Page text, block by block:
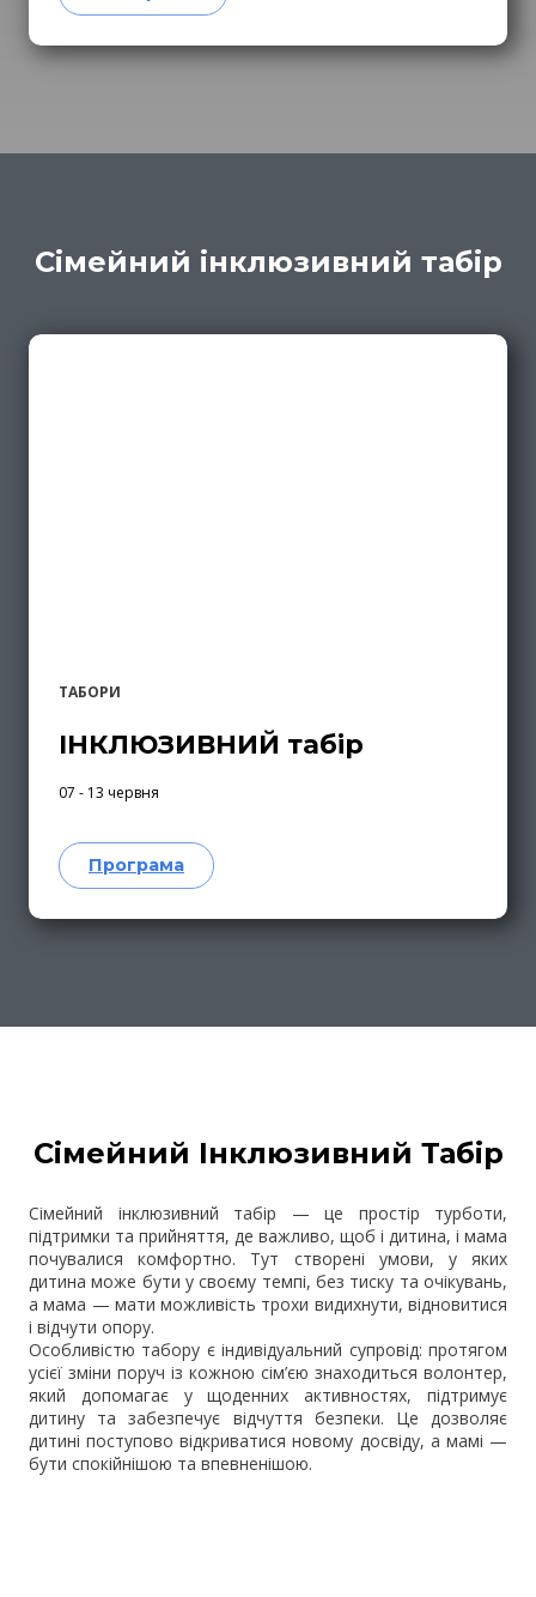
Сімейний інклюзивний табір
ТАБОРИ
ІНКЛЮЗИВНИЙ табір
07 - 13 червня
Програма
Сімейний Інклюзивний Табір
Сімейний інклюзивний табір — це простір турботи,
підтримки та прийняття, де важливо, щоб і дитина, і мама
почувалися комфортно. Тут створені умови, у яких
дитина може бути у своєму темпі, без тиску та очікувань,
а мама — мати можливість трохи видихнути, відновитися
і відчути опору.
Особливістю табору є індивідуальний супровід: протягом
усієї зміни поруч із кожною сім’єю знаходиться волонтер,
який допомагає у щоденних активностях, підтримує
дитину та забезпечує відчуття безпеки. Це дозволяє
дитині поступово відкриватися новому досвіду, а мамі —
бути спокійнішою та впевненішою.